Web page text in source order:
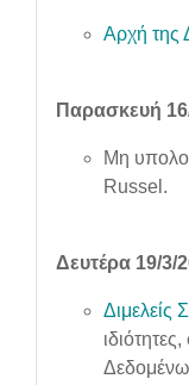
Αρχή της
Παρασκευή
Μη
Russel.
Δευτέρα 19/3/
Διμελείς